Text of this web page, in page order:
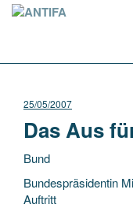
25/05/2007
Das Aus
Bund
Bundespräsidentin
Auftritt